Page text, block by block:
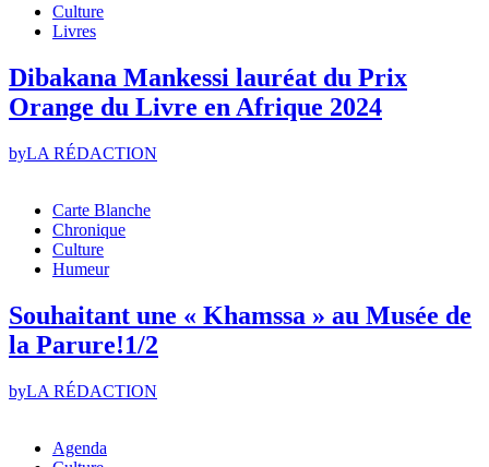
Culture
Livres
Dibakana Mankessi lauréat du Prix
Orange du Livre en Afrique 2024
byLA RÉDACTION
Carte Blanche
Chronique
Culture
Humeur
Souhaitant une « Khamssa » au Musée de
la Parure!1/2
byLA RÉDACTION
Agenda